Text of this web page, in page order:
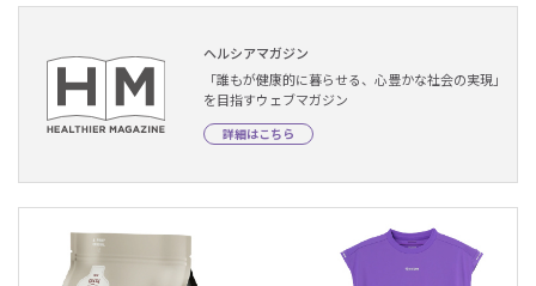
ヘルシアマガジン
「誰もが健康的に暮らせる、心豊かな社会の実現」
を目指すウェブマガジン
詳細はこちら